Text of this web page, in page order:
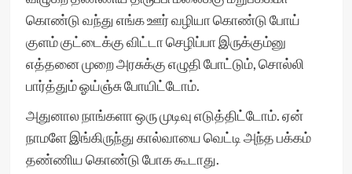
கொண்டு வந்து எங்க ஊர் வழியா கொண்டு போய்
குளம் குட்டைக்கு விட்டா செழிப்பா இருக்கும்னு
எத்தனை முறை அரசுக்கு எழுதி போட்டும், சொல்லி
பார்த்தும் ஓய்ஞ்சு போயிட்டோம்.
அதுனால நாங்களா ஒரு முடிவு எடுத்திட்டோம். ஏன்
நாமளே இங்கிருந்து கால்வாயை வெட்டி அந்த பக்கம்
தண்ணிய கொண்டு போக கூடாது.